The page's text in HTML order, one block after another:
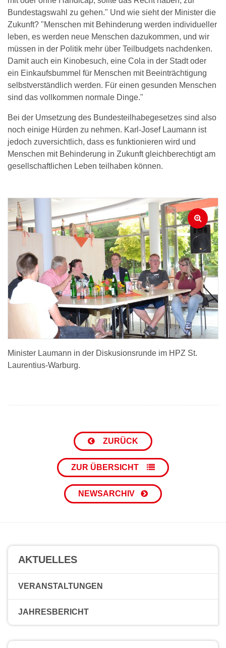
Bundestagswahl zu gehen." Und wie sieht der Minister die
Zukunft? "Menschen mit Behinderung werden individueller
leben, es werden neue Menschen dazukommen, und wir
müssen in der Politik mehr über Teilbudgets nachdenken.
Damit auch ein Kinobesuch, eine Cola in der Stadt oder
ein Einkaufsbummel für Menschen mit Beeinträchtigung
selbstverständlich werden. Für einen gesunden Menschen
sind das vollkommen normale Dinge."
Bei der Umsetzung des Bundesteilhabegesetzes sind also
noch einige Hürden zu nehmen. Karl-Josef Laumann ist
jedoch zuversichtlich, dass es funktionieren wird und
Menschen mit Behinderung in Zukunft gleichberechtigt am
gesellschaftlichen Leben teilhaben können.
Minister Laumann in der Diskusionsrunde im HPZ St.
Laurentius-Warburg.
ZURÜCK
ZUR ÜBERSICHT
NEWSARCHIV
AKTUELLES
VERANSTALTUNGEN
JAHRESBERICHT